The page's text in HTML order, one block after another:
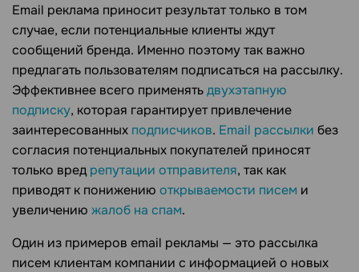
Email реклама приносит результат только в том
случае, если потенциальные клиенты ждут
сообщений бренда. Именно поэтому так важно
предлагать пользователям подписаться на рассылку.
Эффективнее всего применятьдвухэтапную
подписку, которая гарантирует привлечение
заинтересованных подписчиков. Email рассылки без
согласия потенциальных покупателей приносят
только вред репутации отправителя, так как
приводят к понижению открываемости писем и
увеличению жалоб на спам.
Один из примеров email рекламы — это рассылка
писем клиентам компании с информацией о новых